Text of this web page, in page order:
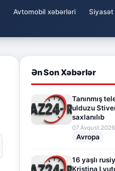
Avtomobil xəbərləri Siyasət
Ən Son Xəbərlər
Tanınmış
ulduzu
saxlanılıb
Avropa
16 yaşlı
Kristina